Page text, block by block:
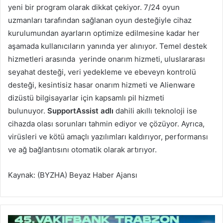
yeni bir program olarak dikkat çekiyor. 7/24 oyun
uzmanları tarafından sağlanan oyun desteğiyle cihaz
kurulumundan ayarların optimize edilmesine kadar her
aşamada kullanıcıların yanında yer alınıyor. Temel destek
hizmetleri arasında yerinde onarım hizmeti, uluslararası
seyahat desteği, veri yedekleme ve ebeveyn kontrolü
desteği, kesintisiz hasar onarım hizmeti ve Alienware
dizüstü bilgisayarlar için kapsamlı pil hizmeti
bulunuyor. SupportAssist adlı dahili akıllı teknoloji ise
cihazda olası sorunları tahmin ediyor ve çözüyor. Ayrıca,
virüsleri ve kötü amaçlı yazılımları kaldırıyor, performansı
ve ağ bağlantısını otomatik olarak artırıyor.
Kaynak: (BYZHA) Beyaz Haber Ajansı